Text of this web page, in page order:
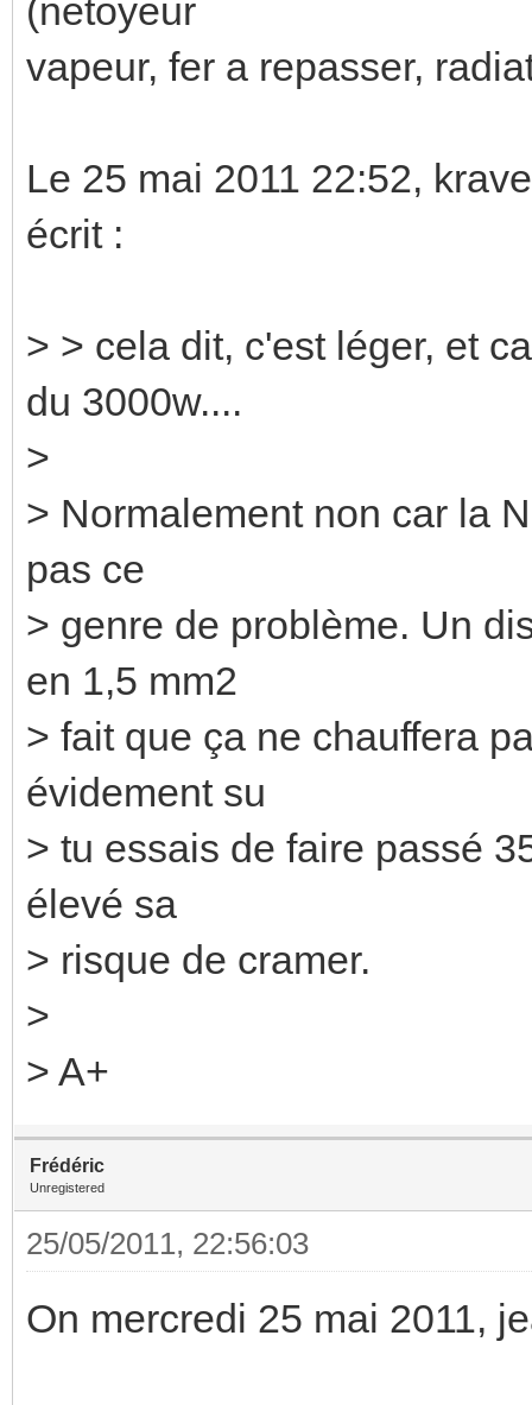
(netoyeur
vapeur, fer a repasser,
Le 25 mai 2011 22:52,
écrit :
> > cela dit, c'est léger, et
du 3000w....
>
> Normalement non car la
pas ce
> genre de problème. Un
en 1,5 mm2
> fait que ça ne chauffera
évidement su
> tu essais de faire passé
élevé sa
> risque de cramer.
>
> A+
Frédéric
Unregistered
25/05/2011, 22:56:03
On mercredi 25 mai 2011,